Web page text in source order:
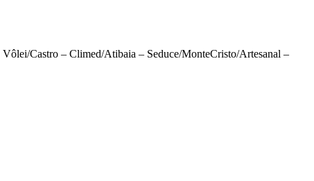
Castro – Climed/Atibaia – Seduce/MonteCristo/Artesanal –